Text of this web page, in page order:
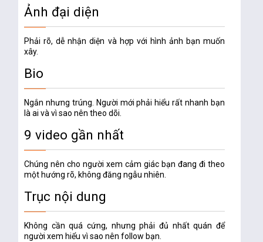
Ảnh đại diện
Phải rõ, dễ nhận diện và hợp với hình ảnh bạn muốn
xây.
Bio
Ngắn nhưng trúng. Người mới phải hiểu rất nhanh bạn
là ai và vì sao nên theo dõi.
9 video gần nhất
Chúng nên cho người xem cảm giác bạn đang đi theo
một hướng rõ, không đăng ngẫu nhiên.
Trục nội dung
Không cần quá cứng, nhưng phải đủ nhất quán để
người xem hiểu vì sao nên follow bạn.